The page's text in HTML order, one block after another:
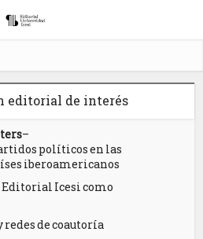
editorial de interés
–
políticos en las
iberoamericanos
Editorial Icesi como
redes de coautoría